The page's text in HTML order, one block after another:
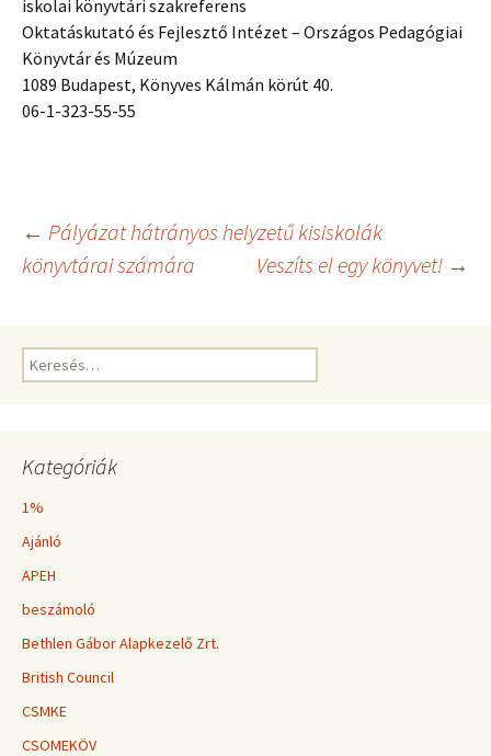
iskolai könyvtári szakreferens
Oktatáskutató és Fejlesztő Intézet – Országos Pedagógiai
Könyvtár és Múzeum
1089 Budapest, Könyves Kálmán körút 40.
06-1-323-55-55
Bejegyzés
← Pályázat hátrányos helyzetű kisiskolák
könyvtárai számára
Veszíts el egy könyvet! →
Keresés:
Kategóriák
1%
Ajánló
APEH
beszámoló
Bethlen Gábor Alapkezelő Zrt.
British Council
CSMKE
CSOMEKÖV